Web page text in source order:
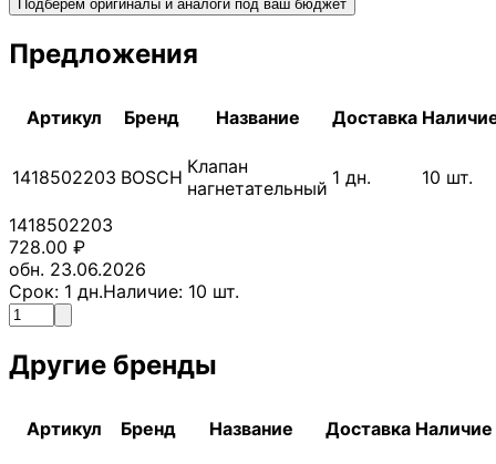
Подберём оригиналы и аналоги под ваш бюджет
Предложения
Артикул Бренд Название Доставка
1418502203 BOSCH Клапан
нагнетательный 1 дн. 10 шт.
1418502203
728.00 ₽
обн. 23.06.2026
Срок: 1 дн.Наличие: 10 шт.
Другие бренды
Артикул Бренд Название Доставка Наличие